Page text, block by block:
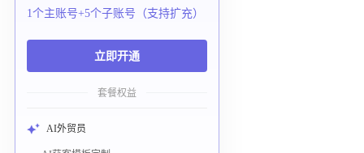
1个主账号+5个子账号（支持扩充）
立即开通
套餐权益
AI外贸员